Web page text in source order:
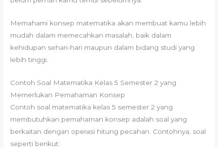
Memahami konsep matematika akan membuat kamu lebih
mudah dalam memecahkan masalah, baik dalam
kehidupan sehari-hari maupun dalam bidang studi yang
lebih tinggi.
Contoh Soal Matematika Kelas 5 Semester 2 yang
Memerlukan Pemahaman Konsep
Contoh soal matematika kelas 5 semester 2 yang
membutuhkan pemahaman konsep adalah soal yang
berkaitan dengan operasi hitung pecahan. Contohnya, soal
seperti berikut: